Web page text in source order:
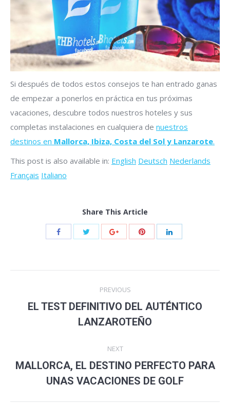
Si después de todos estos consejos te han entrado ganas
de empezar a ponerlos en práctica en tus próximas
vacaciones, descubre todos nuestros hoteles y sus
completas instalaciones en cualquiera de nuestros
destinos en Mallorca, Ibiza, Costa del Sol y Lanzarote.
This post is also available in: English Deutsch Nederlands
Français Italiano
Share This Article
navigation
PREVIOUS
Previous
post:
EL TEST DEFINITIVO DEL AUTÉNTICO
LANZAROTEÑO
NEXT
Next
post:
MALLORCA, EL DESTINO PERFECTO PARA
UNAS VACACIONES DE GOLF